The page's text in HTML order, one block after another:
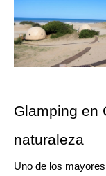
Glamping en
naturaleza
Uno de los